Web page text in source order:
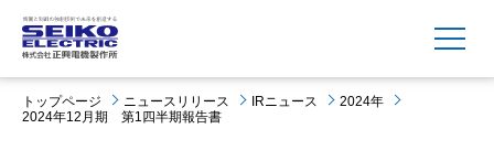
MENU
トップページ ニュースリリース IRニュース
2024年
2024年12月期 第1四半期報告書